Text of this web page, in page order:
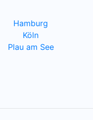
Hamburg
Köln
Plau am See